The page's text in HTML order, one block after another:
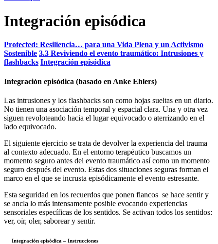
Integración episódica
Protected: Resiliencia… para una Vida Plena y un Activismo
Sostenible 3.3 Reviviendo el evento traumático: Intrusiones y
flashbacks Integración episódica
Integración episódica (basado en Anke Ehlers)
Las intrusiones y los flashbacks son como hojas sueltas en un diario.
No tienen una asociación temporal y espacial clara. Una y otra vez
siguen revoloteando hacia el lugar equivocado o aterrizando en el
lado equivocado.
El siguiente ejercicio se trata de devolver la experiencia del trauma
al contexto adecuado. En el entorno terapéutico buscamos un
momento seguro antes del evento traumático así como un momento
seguro después del evento. Estas dos situaciones seguras forman el
marco en el que se incrusta episódicamente el evento estresante.
Esta seguridad en los recuerdos que ponen flancos se hace sentir y
se ancla lo más intensamente posible evocando experiencias
sensoriales específicas de los sentidos. Se activan todos los sentidos:
ver, oír, oler, saborear y sentir.
Integración episódica – Instrucciones